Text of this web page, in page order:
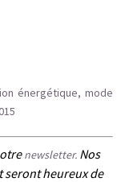
énergétique, mode
newsletter. Nos
seront heureux de